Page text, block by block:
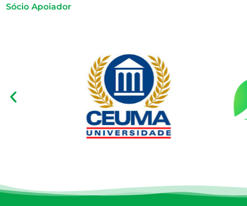
Sócio Apoiador